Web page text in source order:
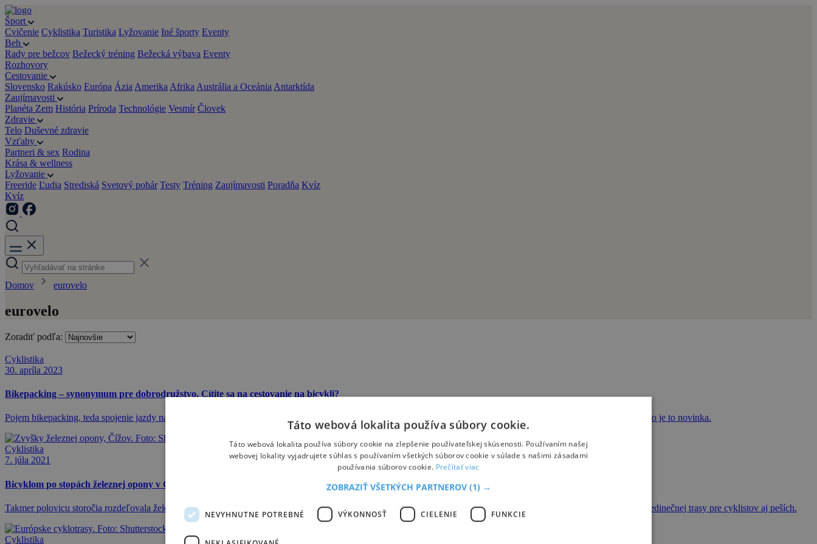
Šport
Cvičenie Cyklistika Turistika Lyžovanie Iné športy Eventy
Beh
Rady pre bežcov Bežecký tréning Bežecká výbava Eventy
Rozhovory
Cestovanie
Slovensko Rakúsko Európa Ázia Amerika Afrika Austrália a Oceánia Antarktída
Zaujímavosti
Planéta Zem História Príroda Technológie Vesmír Človek
Zdravie
Telo Duševné zdravie
Vzťahy
Partneri & sex Rodina
Krása & wellness
Lyžovanie
Freeride Ľudia Strediská Svetový pohár Testy Tréning Zaujímavosti Poradňa Kvíz
Kvíz
Domov eurovelo
eurovelo
Zoradiť podľa:
Cyklistika
30. apríla 2023
Bikepacking – synonymum pre dobrodružstvo. Cítite sa na cestovanie na bicykli?
Pojem bikepacking, teda spojenie jazdy na bicykli a minimalistického kempovania, môže byť pre niekoho dobre známy spôsob, ako využiť voľný čas v prírode, pre iného je to novinka.
Cyklistika
7. júla 2021
Bicyklom po stopách železnej opony v Česku. Najlepšia cyklotrasa roku 2021.
Takmer polovicu storočia rozdeľovala železná opona Európu na východ a západ. V súčasnosti sa všetkých 16 európskych štátov pozdĺž tejto línie podieľa na budovaní jedinečnej trasy pre cyklistov aj peších.
Cyklistika
Táto webová lokalita používa súbory cookie.
Táto webová lokalita používa súbory cookie na zlepšenie používateľskej skúsenosti. Používaním našej
webovej lokality vyjadrujete súhlas s používaním všetkých súborov cookie v súlade s našimi zásadami
používania súborov cookie. Prečítať viac
ZOBRAZIŤ VŠETKÝCH PARTNEROV (1) →
NEVYHNUTNE POTREBNÉ VÝKONNOSŤ CIELENIE FUNKCIE